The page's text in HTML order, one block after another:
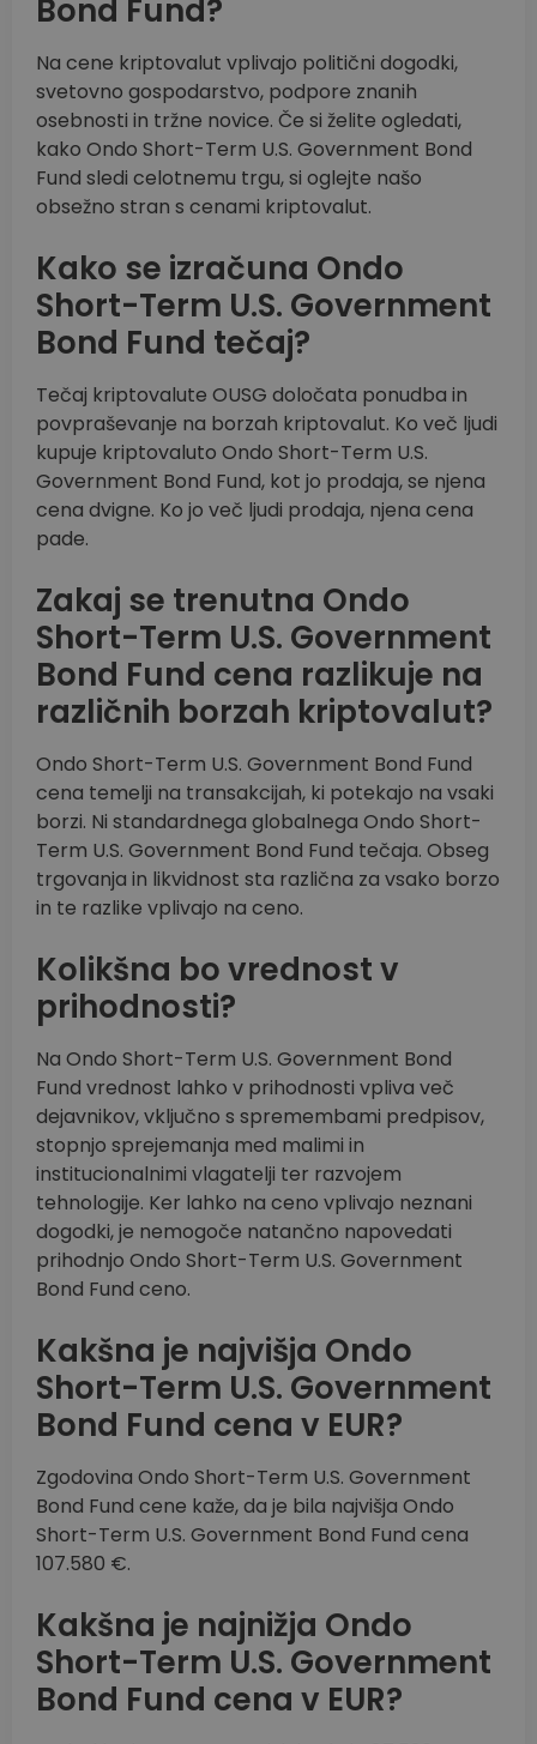
Bond Fund?
Na cene kriptovalut vplivajo politični dogodki,
svetovno gospodarstvo, podpore znanih
osebnosti in tržne novice. Če si želite ogledati,
kako Ondo Short-Term U.S. Government Bond
Fund sledi celotnemu trgu, si oglejte našo
obsežno stran s cenami kriptovalut.
Kako se izračuna Ondo
Short-Term U.S. Government
Bond Fund tečaj?
Tečaj kriptovalute OUSG določata ponudba in
povpraševanje na borzah kriptovalut. Ko več ljudi
kupuje kriptovaluto Ondo Short-Term U.S.
Government Bond Fund, kot jo prodaja, se njena
cena dvigne. Ko jo več ljudi prodaja, njena cena
pade.
Zakaj se trenutna Ondo
Short-Term U.S. Government
Bond Fund cena razlikuje na
različnih borzah kriptovalut?
Ondo Short-Term U.S. Government Bond Fund
cena temelji na transakcijah, ki potekajo na vsaki
borzi. Ni standardnega globalnega Ondo Short-
Term U.S. Government Bond Fund tečaja. Obseg
trgovanja in likvidnost sta različna za vsako borzo
in te razlike vplivajo na ceno.
Kolikšna bo vrednost v
prihodnosti?
Na Ondo Short-Term U.S. Government Bond
Fund vrednost lahko v prihodnosti vpliva več
dejavnikov, vključno s spremembami predpisov,
stopnjo sprejemanja med malimi in
institucionalnimi vlagatelji ter razvojem
tehnologije. Ker lahko na ceno vplivajo neznani
dogodki, je nemogoče natančno napovedati
prihodnjo Ondo Short-Term U.S. Government
Bond Fund ceno.
Kakšna je najvišja Ondo
Short-Term U.S. Government
Bond Fund cena v EUR?
Zgodovina Ondo Short-Term U.S. Government
Bond Fund cene kaže, da je bila najvišja Ondo
Short-Term U.S. Government Bond Fund cena
107.580 €.
Kakšna je najnižja Ondo
Short-Term U.S. Government
Bond Fund cena v EUR?